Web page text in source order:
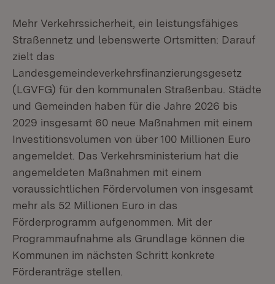
Mehr Verkehrssicherheit, ein leistungsfähiges
Straßennetz und lebenswerte Ortsmitten: Darauf
zielt das
Landesgemeindeverkehrsfinanzierungsgesetz
(LGVFG) für den kommunalen Straßenbau. Städte
und Gemeinden haben für die Jahre 2026 bis
2029 insgesamt 60 neue Maßnahmen mit einem
Investitionsvolumen von über 100 Millionen Euro
angemeldet. Das Verkehrsministerium hat die
angemeldeten Maßnahmen mit einem
voraussichtlichen Fördervolumen von insgesamt
mehr als 52 Millionen Euro in das
Förderprogramm aufgenommen. Mit der
Programmaufnahme als Grundlage können die
Kommunen im nächsten Schritt konkrete
Förderanträge stellen.